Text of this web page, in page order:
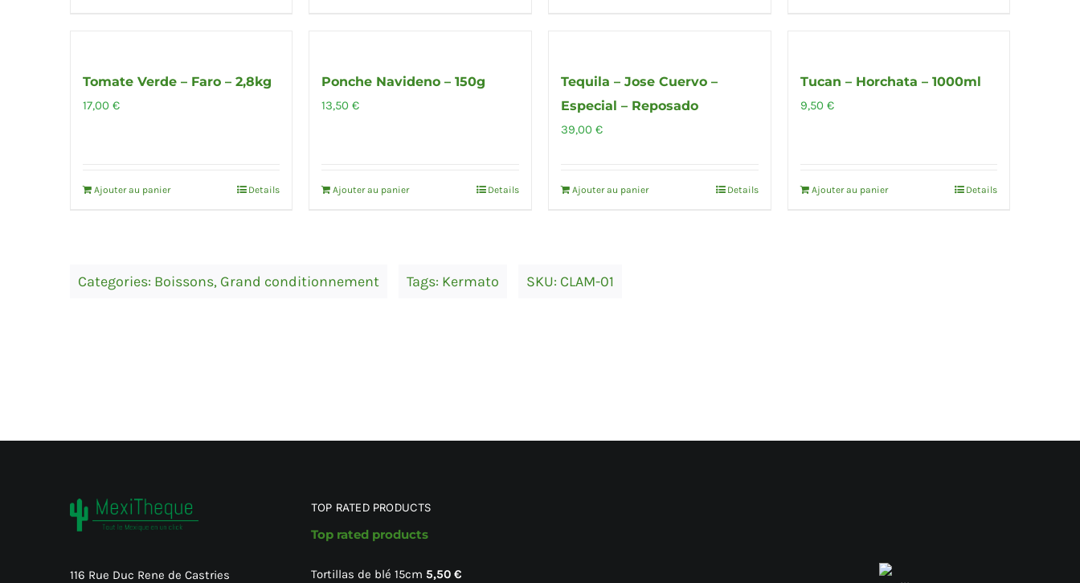
Tomate Verde – Faro – 2,8kg
17,00 €
Ajouter au panier Details
Ponche Navideno – 150g
13,50€
Ajouter au panier Details
Tequila – Jose Cuervo –
Especial – Reposado
39,00 €
Ajouter au panier Details
Tucan – Horchata – 1000ml
9,50 €
Ajouter au panier Details
Categories: Boissons, Grand conditionnement Tags: Kermato SKU: CLAM-01
116 Rue Duc Rene de Castries
TOP RATED PRODUCTS
Top rated products
Tortillas de blé 15cm 5,50 €